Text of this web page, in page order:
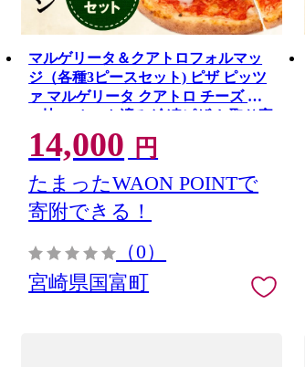
マルゲリータ＆クアトロフォルマッ
ジ（各種3ピースセット) ピザ ピッツ
ァ マルゲリータ クアトロ チーズ 食
べ比べ カット済み 冷凍ピザ お取り寄
せ パーティー お祝い 記念日
14,000 円
たまったWAON POINTで
寄附できる！
（0）
宮崎県国富町